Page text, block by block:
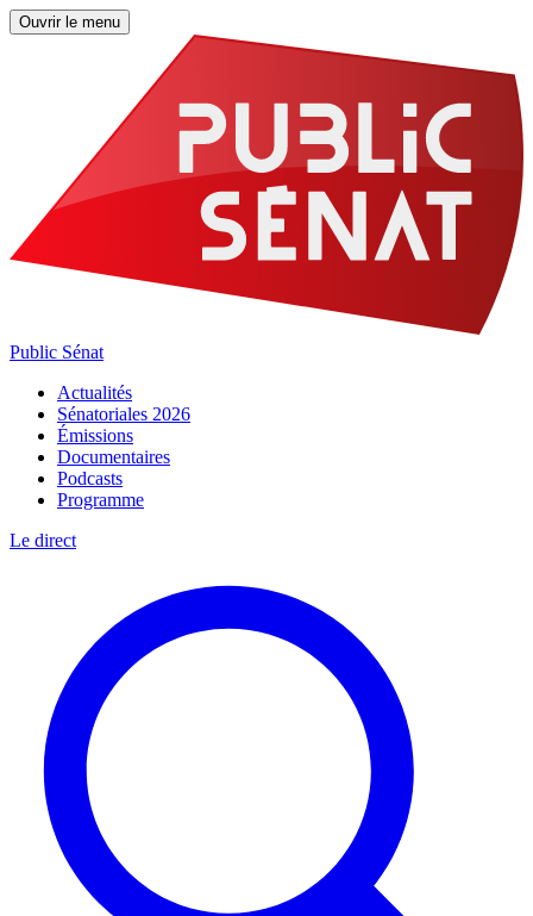
Ouvrir le menu
Public Sénat
Actualités
Sénatoriales 2026
Émissions
Documentaires
Podcasts
Programme
Le direct